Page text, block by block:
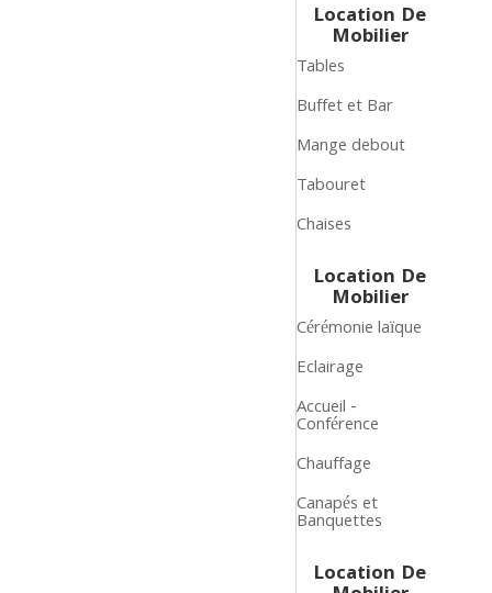
Location De
Mobilier
Tables
Buffet et Bar
Mange debout
Tabouret
Chaises
Location De
Mobilier
Cérémonie laïque
Eclairage
Accueil -
Conférence
Chauffage
Canapés et
Banquettes
Location De